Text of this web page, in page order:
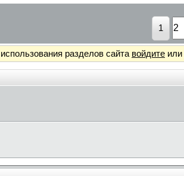
1
разделов сайта войдите или